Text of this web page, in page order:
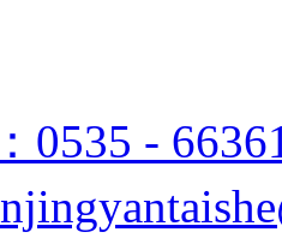
0535 -